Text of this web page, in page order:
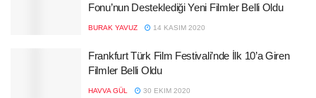
Fonu’nun Desteklediği Yeni Filmler Belli Oldu
BURAK YAVUZ 14 KASIM 2020
Frankfurt Türk Film Festivali’nde İlk 10’a Giren
Filmler Belli Oldu
HAVVA GÜL 30 EKIM 2020